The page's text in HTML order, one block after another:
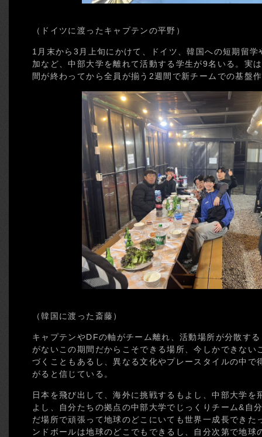
（ドイツに渡ったキャプテンの平野）
1月末から3月上旬にかけて、ドイツ、韓国への短期留
加など、中部大学を離れて活動する学生が9名いる。実
間が終わってから全員が揃う2週間で新チームでの基盤
（韓国に渡った斎藤）
キャプテンやDFの軸がチーム離れ、活動場所が分散す
がないこの期間だからこそできる場所、今しかできな
づくこともあるし、異なる文化やプレースタイルの中で
がると信じている。
日本を飛び出して、海外に挑戦するもよし、中部大学を
よし、自分たちの拠点の中部大学でじっくりチーム&自
だ場所で頑張って地球のどこにいても世界一成長できた
ンドボールは地球のどこでもできるし、自分次第で地球